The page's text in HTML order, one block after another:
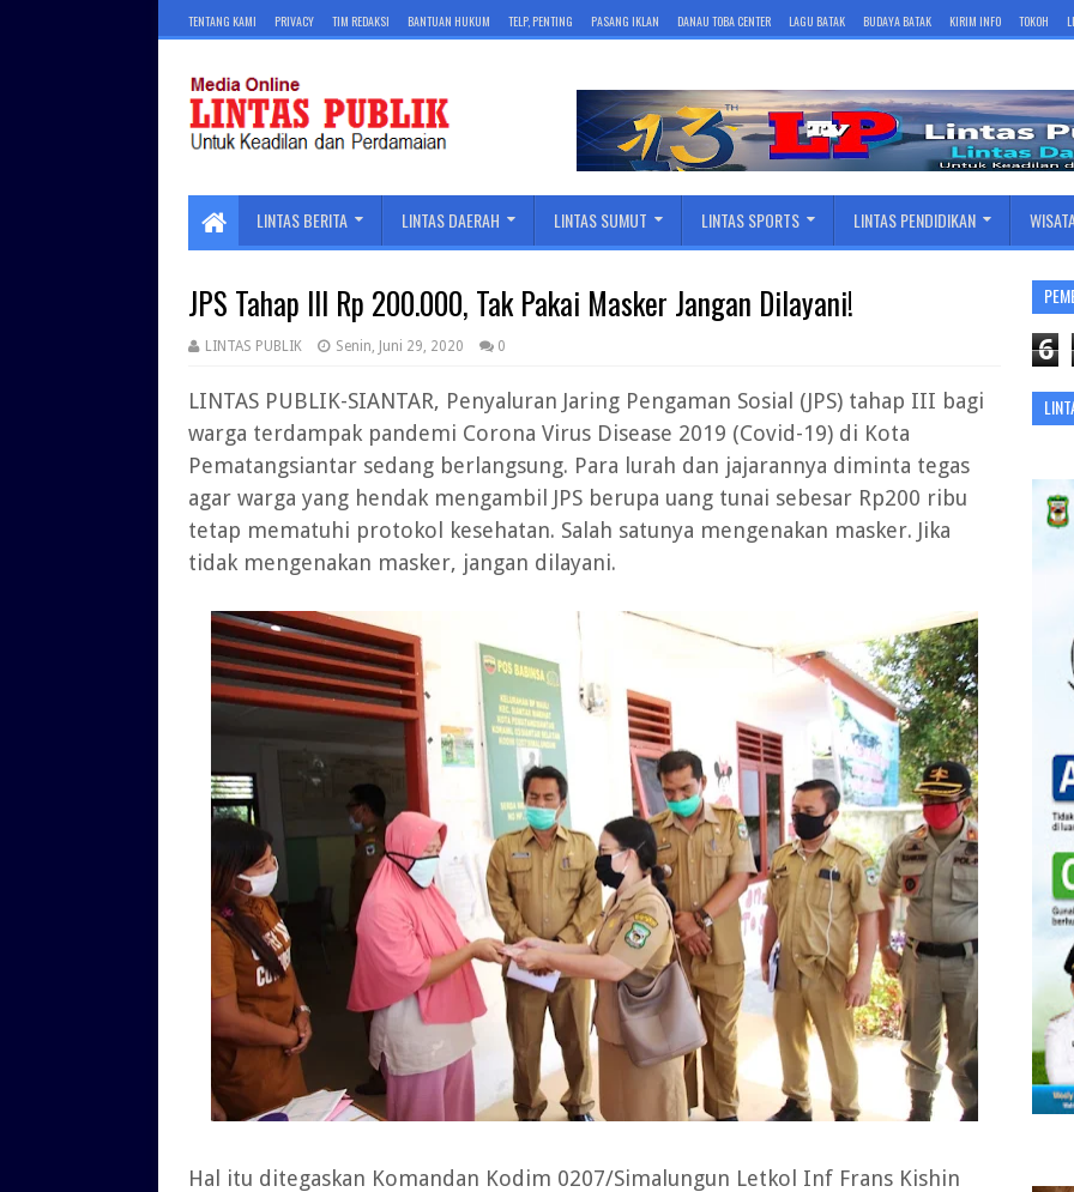
TENTANG KAMI PRIVACY TIM REDAKSI BANTUAN HUKUM TELP, PENTING PASANG IKLAN DANAU TOBA CENTER LAGU BATAK BUDAYA BATAK KIRIM INFO TOKOH
LINTAS BERITA LINTAS DAERAH LINTAS SUMUT LINTAS SPORTS LINTAS PENDIDIKAN
JPS Tahap III Rp 200.000, Tak Pakai Masker Jangan Dilayani!
LINTAS PUBLIK Senin, Juni 29, 2020 0
LINTAS PUBLIK-SIANTAR, Penyaluran Jaring Pengaman Sosial (JPS) tahap III bagi
warga terdampak pandemi Corona Virus Disease 2019 (Covid-19) di Kota
Pematangsiantar sedang berlangsung. Para lurah dan jajarannya diminta tegas
agar warga yang hendak mengambil JPS berupa uang tunai sebesar Rp200 ribu
tetap mematuhi protokol kesehatan. Salah satunya mengenakan masker. Jika
tidak mengenakan masker, jangan dilayani.
Hal itu ditegaskan Komandan Kodim 0207/Simalungun Letkol Inf Frans Kishin
6